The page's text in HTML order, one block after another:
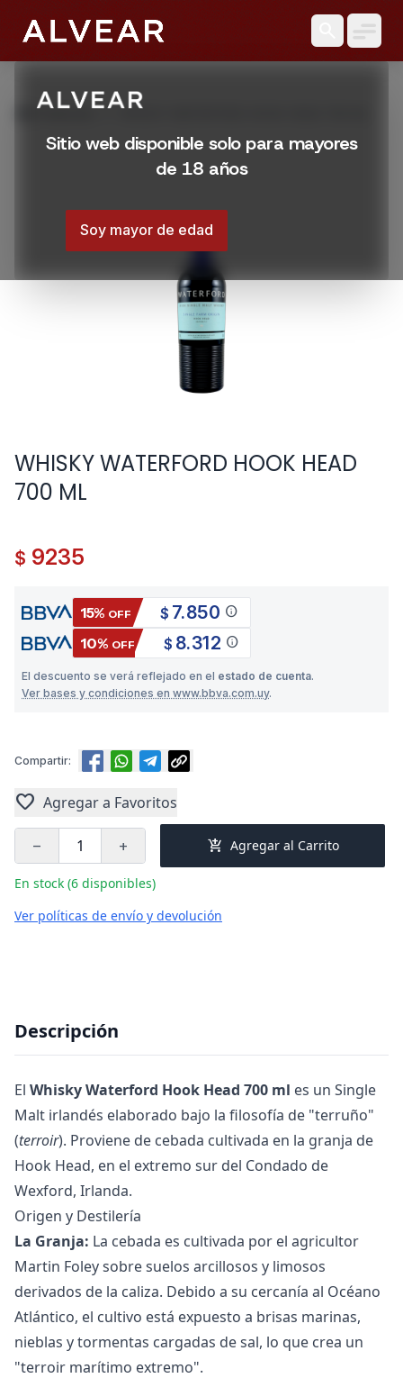
Sitio web disponible solo para mayores
de 18 años
Soy mayor de edad
Productos WHISKY WATERFORD HOOK HEAD 700 ML
WHISKY WATERFORD HOOK HEAD
700 ML
$ 9235
15% OFF $ 7.850 info
10% OFF $ 8.312 info
El descuento se verá reflejado en el estado de cuenta.
Ver bases y condiciones en www.bbva.com.uy.
Compartir:
favorite Agregar a Favoritos
remove add add_shopping_cart Agregar al Carrito
En stock (6 disponibles)
Ver políticas de envío y devolución
Descripción
El Whisky Waterford Hook Head 700 ml es un Single
Malt irlandés elaborado bajo la filosofía de "terruño"
(terroir). Proviene de cebada cultivada en la granja de
Hook Head, en el extremo sur del Condado de
Wexford, Irlanda.
Origen y Destilería
La Granja: La cebada es cultivada por el agricultor
Martin Foley sobre suelos arcillosos y limosos
derivados de la caliza. Debido a su cercanía al Océano
Atlántico, el cultivo está expuesto a brisas marinas,
nieblas y tormentas cargadas de sal, lo que crea un
"terroir marítimo extremo".